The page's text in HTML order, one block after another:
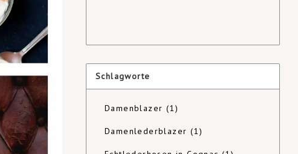
Schlagworte
Damenblazer (1)
Damenlederblazer (1)